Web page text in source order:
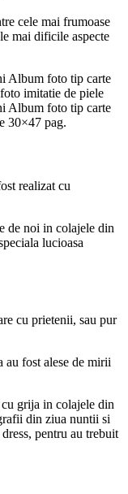
cele mai frumoase
mai dificile aspecte
Album foto tip carte
imitatie de piele
Album foto tip carte
30×47 pag.
realizat cu
de noi in colajele din
lucioasa
cu prietenii, sau pur
au fost alese de mirii
grija in colajele din
din ziua nuntii si
pentru au trebuit